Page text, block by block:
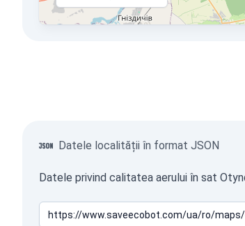
Datele localității în format JSON
Datele privind calitatea aerului în sat